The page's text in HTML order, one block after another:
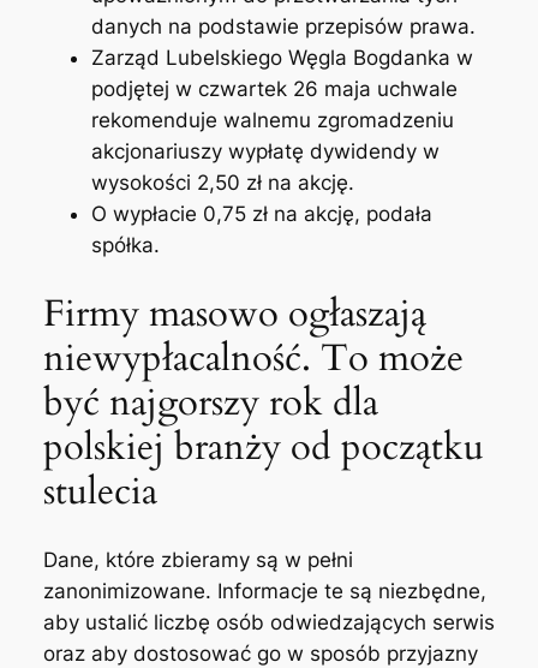
danych na podstawie przepisów prawa.
Zarząd Lubelskiego Węgla Bogdanka w
podjętej w czwartek 26 maja uchwale
rekomenduje walnemu zgromadzeniu
akcjonariuszy wypłatę dywidendy w
wysokości 2,50 zł na akcję.
O wypłacie 0,75 zł na akcję, podała
spółka.
Firmy masowo ogłaszają
niewypłacalność. To może
być najgorszy rok dla
polskiej branży od początku
stulecia
Dane, które zbieramy są w pełni
zanonimizowane. Informacje te są niezbędne,
aby ustalić liczbę osób odwiedzających serwis
oraz aby dostosować go w sposób przyjazny